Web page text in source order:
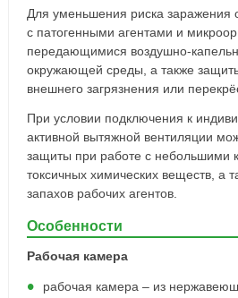
Для уменьшения риска заражения
с патогенными агентами и
передающимися воздушно-
окружающей среды, а также
внешнего загрязнения или
При условии подключения к
активной вытяжной вентиляции
защиты при работе с небольшими
токсичных химических веществ, а
запахов рабочих агентов.
Особенности
Рабочая камера
рабочая камера – из